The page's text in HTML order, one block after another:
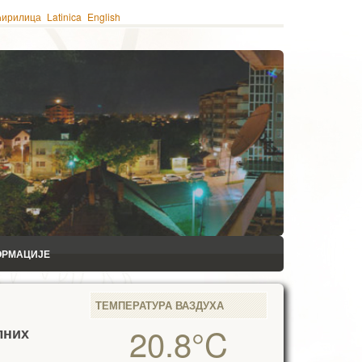
Latinica English
ТЕМПЕРАТУРА ВАЗДУХА
20.8°C